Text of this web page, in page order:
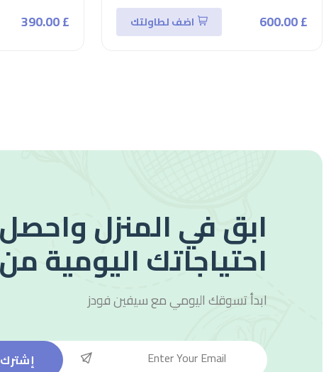
£ 600.00 اضف لطاولتك £ 390.00
ابق في المنزل
احتياجاتك اليومية
ابدأ تسوقك اليومي معسيفين فودز